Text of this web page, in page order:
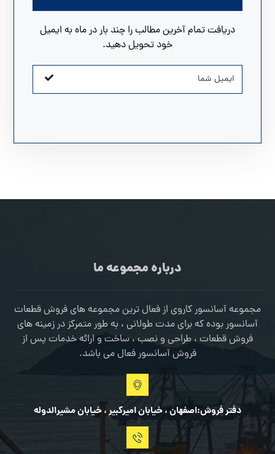
دریافت تمام آخرین مطالب را چند بار در ماه به ایمیل
خود تحویل دهید.
درباره مجموعه ما
مجموعه آسانسور کاروی از فعال ترین مجموعه های فروش قطعات
آسانسور بوده که برای مدت طولانی ، به طور متمرکز در زمینه های
فروش قطعات ، طراحی و نصب ، ساخت و ارائه خدمات پس از
فروش آسانسور فعال می باشد.
دفتر فروش:اصفهان ، خیابان امیرکبیر ، خیابان مشیرالدوله